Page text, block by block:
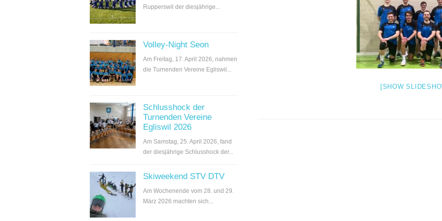
Rupperswil der diesjährige...
Volley-Night Seon
Am Freitag, 17. April 2026, nahmen
die Turnenden Vereine Egliswil...
Schlusshock der
Turnenden Vereine
Egliswil 2026
Am Samstag, 25. April 2026, fand
der diesjährige Schlusshock der...
Skiweekend STV DTV
Am Wochenende vom 28. und 29.
März 2026 machten sich...
[SHOW